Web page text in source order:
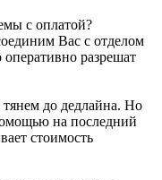
с оплатой?
Вас с отделом
разрешат
до дедлайна. Но
на последний
стоимость